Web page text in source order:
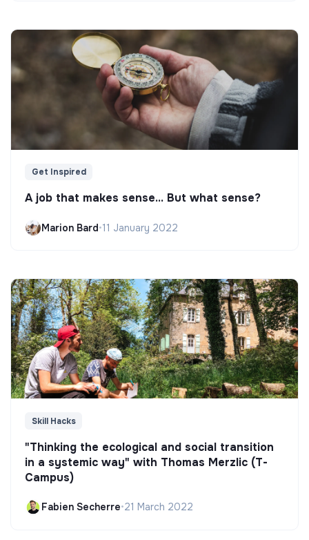
Get Inspired
A job that makes sense... But what sense?
Marion Bard•11 January 2022
Skill Hacks
"Thinking the ecological and social transition
in a systemic way" with Thomas Merzlic (T-
Campus)
Fabien Secherre•21 March 2022